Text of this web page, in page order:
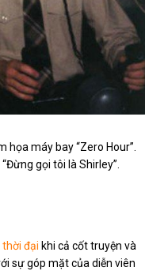
họa máy bay “Zero Hour”.
gọi tôi là Shirley”.
đại khi cả cốt truyện và
sự góp mặt của diễn viên